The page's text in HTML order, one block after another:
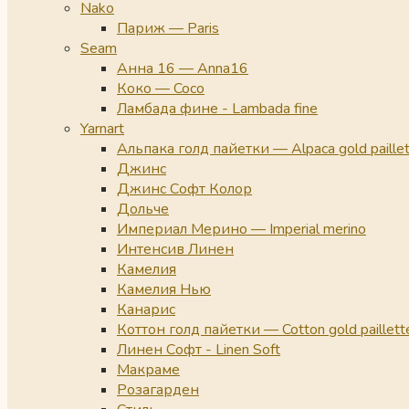
Nako
Париж — Paris
Seam
Анна 16 — Anna16
Коко — Coco
Ламбада фине - Lambada fine
Yarnart
Альпака голд пайетки — Alpaca gold
Джинс
Джинс Софт Колор
Дольче
Империал Мерино — Imperial merino
Интенсив Линен
Камелия
Камелия Нью
Канарис
Коттон голд пайетки — Cotton gold
Линен Софт - Linen Soft
Макраме
Розагарден